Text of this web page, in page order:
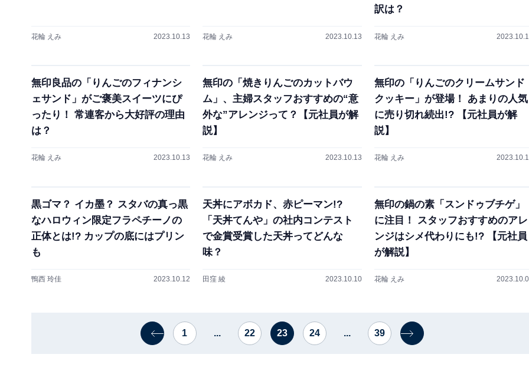
花輪 えみ 2023.10.13 花輪 えみ 2023.10.13
訳は？
花輪 えみ
無印良品の「りんごのフィナンシ
ェサンド」がご褒美スイーツにぴ
ったり！ 常連客から大好評の理由
は？
花輪 えみ 2023.10.13
無印の「焼きりんごのカットバウ
ム」、主婦スタッフおすすめの“意
外な”アレンジって？【元社員が解
説】
花輪 えみ 2023.10.13
無印の「りんごのクリームサンド
クッキー」が登場！ あまりの人気
に売り切れ続出!? 【元社員が解
説】
花輪 えみ
黒ゴマ？ イカ墨？ スタバの真っ黒
なハロウィン限定フラペチーノの
正体とは!? カップの底にはプリン
も
鴨西 玲佳 2023.10.12
天丼にアボカド、赤ピーマン!?
「天丼てんや」の社内コンテスト
で金賞受賞した天丼ってどんな
味？
田窪 綾 2023.10.10
無印の鍋の素「スンドゥブチゲ」
に注目！ スタッフおすすめのアレ
ンジはシメ代わりにも!? 【元社員
が解説】
花輪 えみ
1 ... 22 23 24 ... 39